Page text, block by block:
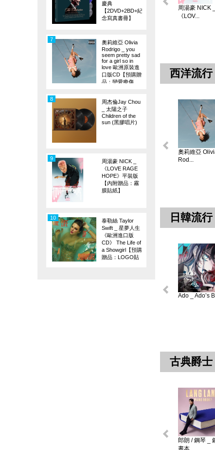
慶典
【2DVD+2BD+紀
念寫真書冊】
奧莉維亞 Olivia
Rodrigo _ you
seem pretty sad
for a girl so in
love 歐洲原裝進
口版CD【預購贈
品：戀愛療傷
7
周杰倫Jay Chou
_ 太陽之子
Children of the
sun (黑膠唱片)
8
周湯豪 NICK _
《LOVE RAGE
HOPE》平裝版
【內附贈品：霧
膜貼紙】
9
泰勒絲 Taylor
Swift _ 星夢人生
《歐洲進口版
CD》 The Life of
a Showgirl【預購
贈品：LOGO貼
10
周湯豪 NICK _
《LOV...
西洋流行
奧莉維亞
Rod...
日韓流行
Ado _ Ado’s
古典爵士
郎朗 / 鋼琴 _
書本 ...